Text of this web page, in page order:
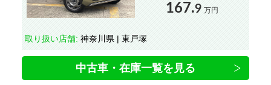
167.9 万円
取り扱い店舗: 神奈川県 | 東戸塚
中古車・在庫一覧を見る